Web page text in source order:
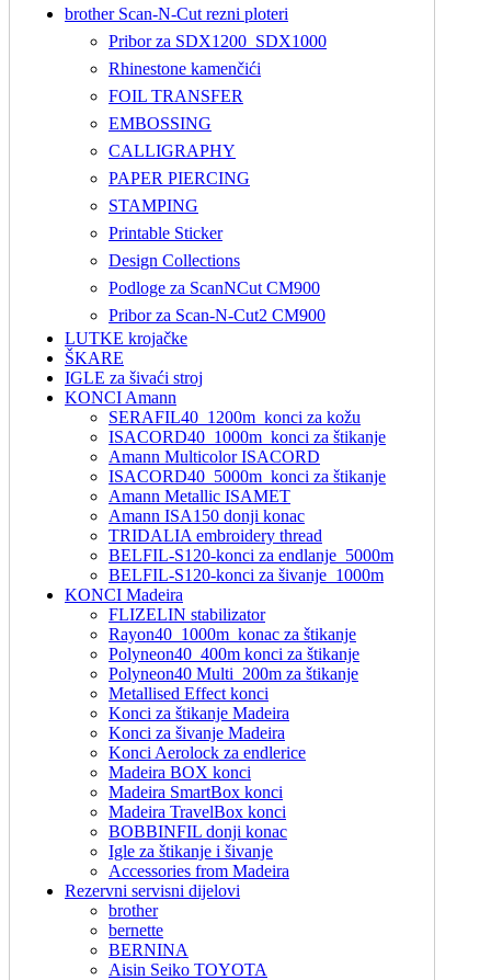
brother Scan-N-Cut rezni ploteri
Pribor za SDX1200_SDX1000
Rhinestone kamenčići
FOIL TRANSFER
EMBOSSING
CALLIGRAPHY
PAPER PIERCING
STAMPING
Printable Sticker
Design Collections
Podloge za ScanNCut CM900
Pribor za Scan-N-Cut2 CM900
LUTKE krojačke
ŠKARE
IGLE za šivaći stroj
KONCI Amann
SERAFIL40_1200m_konci za kožu
ISACORD40_1000m_konci za štikanje
Amann Multicolor ISACORD
ISACORD40_5000m_konci za štikanje
Amann Metallic ISAMET
Amann ISA150 donji konac
TRIDALIA embroidery thread
BELFIL-S120-konci za endlanje_5000m
BELFIL-S120-konci za šivanje_1000m
KONCI Madeira
FLIZELIN stabilizator
Rayon40_1000m_konac za štikanje
Polyneon40_400m konci za štikanje
Polyneon40 Multi_200m za štikanje
Metallised Effect konci
Konci za štikanje Madeira
Konci za šivanje Madeira
Konci Aerolock za endlerice
Madeira BOX konci
Madeira SmartBox konci
Madeira TravelBox konci
BOBBINFIL donji konac
Igle za štikanje i šivanje
Accessories from Madeira
Rezervni servisni dijelovi
brother
bernette
BERNINA
Aisin Seiko TOYOTA